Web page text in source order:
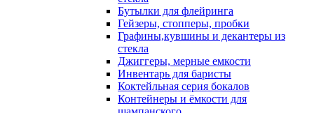
Бутылки для флейринга
Гейзеры, стопперы, пробки
Графины,кувшины и декантеры из
стекла
Джиггеры, мерные емкости
Инвентарь для баристы
Коктейльная серия бокалов
Контейнеры и ёмкости для